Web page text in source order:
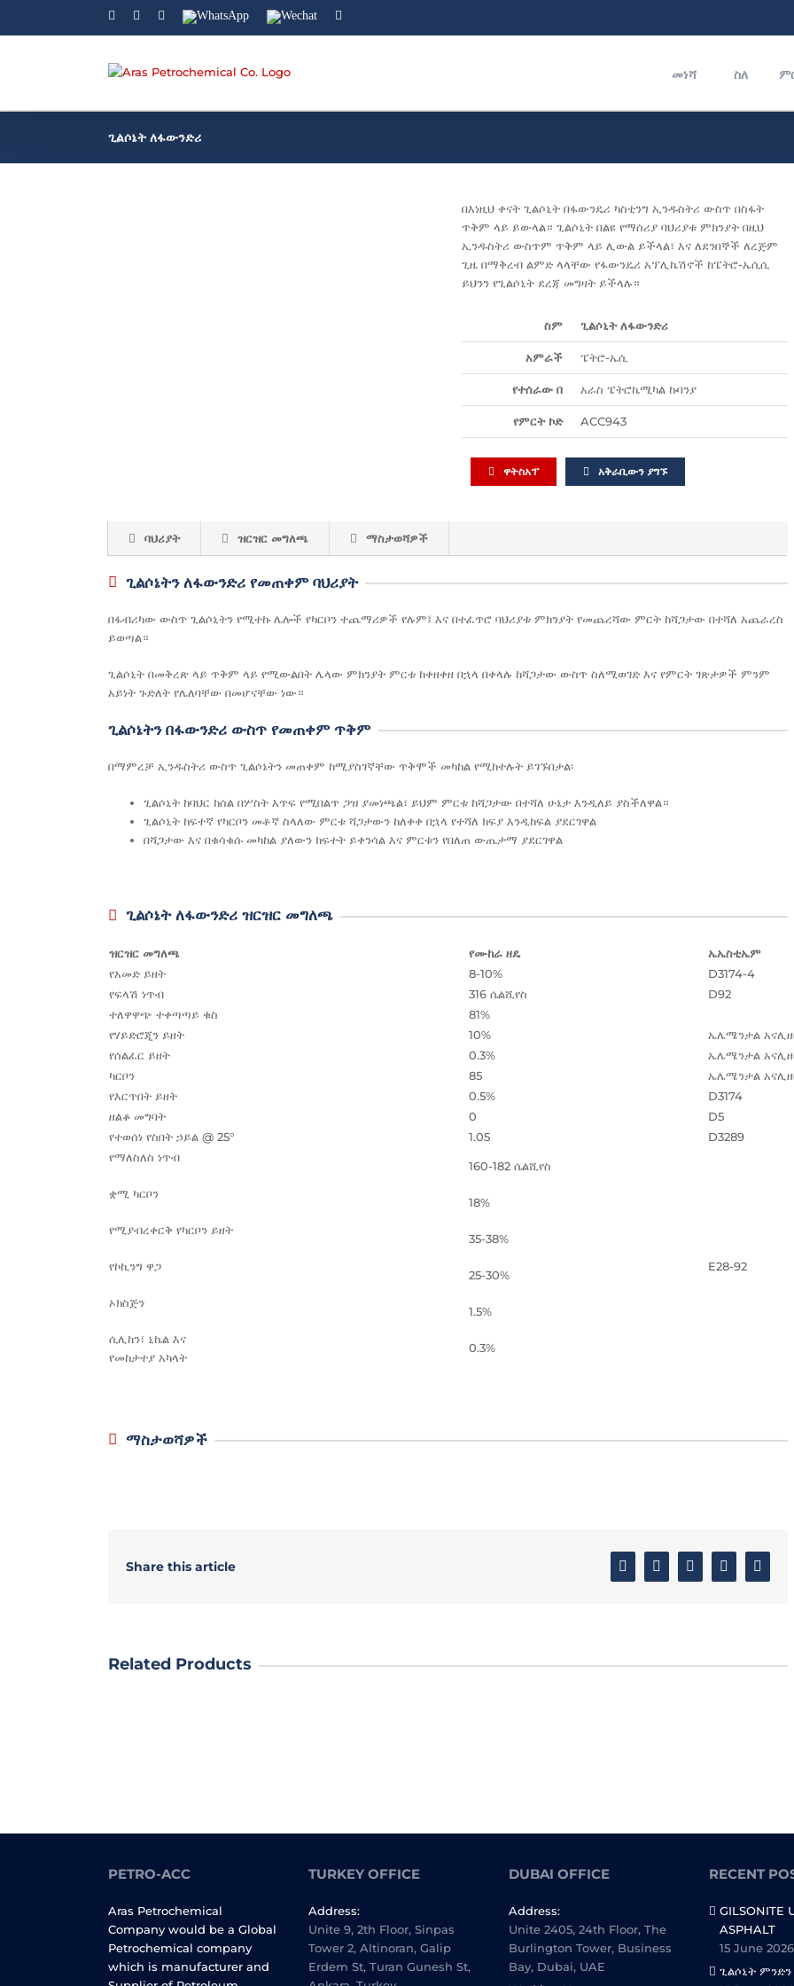
FacebookLinkedinInstagram
WhatsApp Wechat
መነሻ ስለ
ጊልሶኔት ለፋውንድሪ
በእነዚህ ቀናት ጊልሶኒት በፋውንዴሪ ካስቲንግ ኢንዱስትሪ ውስጥ በስፋት
ጥቅም ላይ ይውላል። ጊልሶኒት በልዩ የማሰሪያ ባህሪያቱ ምክንያት በዚህ
ኢንዱስትሪ ውስጥም ጥቅም ላይ ሊውል ይችላል፣ እና ለደንበኞች ለረጅም
ጊዜ በማቅረብ ልምድ ላላቸው የፋውንዴሪ አፕሊኬሽኖች ከፔትሮ-ኤሲሲ
ይህንን የጊልሶኒት ደረጃ መግዛት ይችላሉ።
ስም ጊልሶኒት ለፋውንድሪ
አምራች ፔትሮ-ኤሲ
የተሰራው በ አራስ ፔትሮኬሚካል ኩባንያ
የምርት ኮድ ACC943
ዋትስአፕ አቅራቢውን ያግኙ
ባህሪያት ዝርዝር መግለጫ ማስታወሻዎች
ጊልሶኔትን ለፋውንድሪ የመጠቀም ባህሪያት
በፋብሪካው ውስጥ ጊልሶኒትን የሚተኩ ሌሎች የካርቦን ተጨማሪዎች የሉም፤ እና በተፈጥሮ ባህሪያቱ ምክንያት የመጨረሻው ምርት ከሻጋታው በተሻለ አጨራረስ
ይወጣል።
ጊልሶኒት በመቅረጽ ላይ ጥቅም ላይ የሚውልበት ሌላው ምክንያት ምርቱ ከቀዘቀዘ በኋላ በቀላሉ ከሻጋታው ውስጥ ስለሚወገድ እና የምርት ገጽታዎች ምንም
አይነት ጉድለት የሌለባቸው በመሆናቸው ነው።
ጊልሶኔትን በፋውንድሪ ውስጥ የመጠቀም ጥቅም
በማምረቻ ኢንዱስትሪ ውስጥ ጊልሶኔትን መጠቀም ከሚያስገኛቸው ጥቅሞች መካከል የሚከተሉት ይገኙበታል፡
ጊልሶኒት ከባህር ከሰል በሦስት እጥፍ የሚበልጥ ጋዝ ያመነጫል፣ ይህም ምርቱ ከሻጋታው በተሻለ ሁኔታ እንዲለይ ያስችለዋል።
ጊልሶኒት ከፍተኛ የካርቦን መቶኛ ስላለው ምርቱ ሻጋታውን ከለቀቀ በኋላ የተሻለ ክፍያ እንዲከፍል ያደርገዋል
በሻጋታው እና በቁሳቁሱ መካከል ያለውን ክፍተት ይቀንሳል እና ምርቱን የበለጠ ውጤታማ ያደርገዋል
ጊልሶኔት ለፋውንድሪ ዝርዝር መግለጫ
ዝርዝር መግለጫ የሙከራ ዘዴ
ኤኤስቲኤም
የአመድ ይዘት
8-10%
D3174-4
የፍላሽ ነጥብ
316 ሴልሺየስ
D92
ተለዋዋጭ ተቀጣጣይ ቁስ
81%
የሃይድሮጂን ይዘት
10%
ኤሌሜንታል
የሰልፈር ይዘት
0.3%
ኤሌሜንታል
ካርቦን
85
ኤሌሜንታል
የእርጥበት ይዘት
0.5%
D3174
ዘልቆ መግባት
0
D5
የተወሰነ የስበት ኃይል @ 25°
1.05
D3289
የማለስለስ ነጥብ
ቋሚ ካርቦን
የሚያብረቀርቅ የካርቦን ይዘት
የኮኪንግ ዋጋ
ኦክስጅን
ሲሊከን፣ ኒኬል እና
የመከታተያ አካላት
160-182 ሴልሺየስ
18%
35-38%
25-30%
1.5%
0.3%
E28-92
ማስታወሻዎች
Share this article FacebookTwitter LinkedinGoogle+
Related Products
PETRO-ACC
Aras Petrochemical
Company would be a Global
Petrochemical company
which is manufacturer and
TURKEY OFFICE
Address:
Unite 9, 2th Floor, Sinpas
Tower 2, Altinoran, Galip
Erdem St, Turan Gunesh St,
DUBAI OFFICE
Address:
Unite 2405, 24th Floor, The
Burlington Tower, Business
Bay, Dubai, UAE
RECENT
GILSONITE
ASPHALT
15 June 2026
ጊልሶኒት